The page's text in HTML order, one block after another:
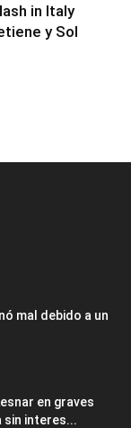
in Italy
y Sol
mal debido a un
en graves
sin interes...